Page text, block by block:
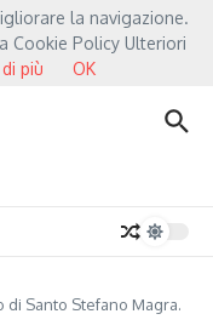
data zero è un atto d’amore
Santo Stefano Magra.
la navigazione.
Cookie Policy Ulteriori
più OK